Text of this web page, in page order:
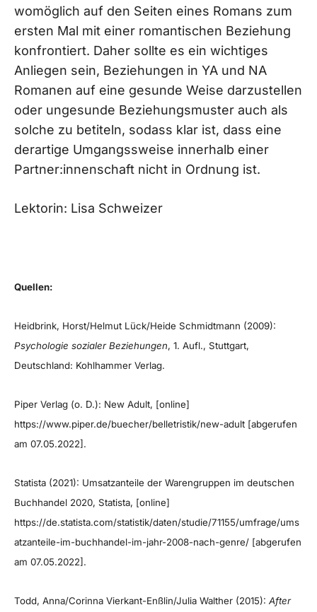
womöglich auf den Seiten eines Romans zum
ersten Mal mit einer romantischen Beziehung
konfrontiert. Daher sollte es ein wichtiges
Anliegen sein, Beziehungen in YA und NA
Romanen auf eine gesunde Weise darzustellen
oder ungesunde Beziehungsmuster auch als
solche zu betiteln, sodass klar ist, dass eine
derartige Umgangssweise innerhalb einer
Partner:innenschaft nicht in Ordnung ist.
Lektorin: Lisa Schweizer
Quellen:
Heidbrink, Horst/Helmut Lück/Heide Schmidtmann (2009):
Psychologie sozialer Beziehungen, 1. Aufl., Stuttgart,
Deutschland: Kohlhammer Verlag.
Piper Verlag (o. D.): New Adult, [online]
https://www.piper.de/buecher/belletristik/new-adult [abgerufen
am 07.05.2022].
Statista (2021): Umsatzanteile der Warengruppen im deutschen
Buchhandel 2020, Statista, [online]
https://de.statista.com/statistik/daten/studie/71155/umfrage/ums
atzanteile-im-buchhandel-im-jahr-2008-nach-genre/ [abgerufen
am 07.05.2022].
Todd, Anna/Corinna Vierkant-Enßlin/Julia Walther (2015): After